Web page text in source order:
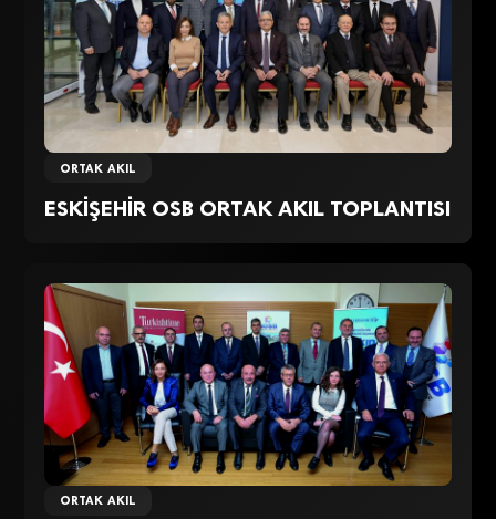
ORTAK AKIL
ESKİŞEHİR OSB ORTAK AKIL TOPLANTISI
ORTAK AKIL